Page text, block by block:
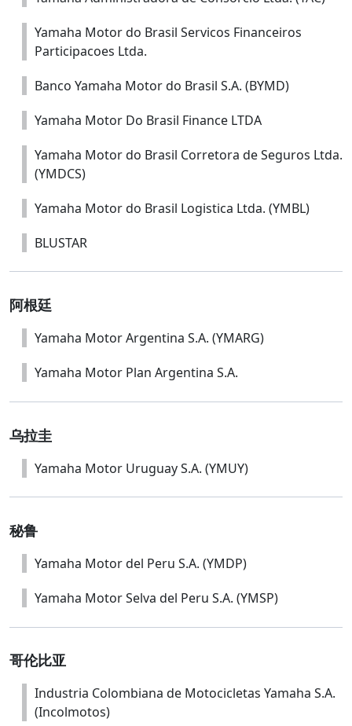
Yamaha Motor do Brasil Servicos Financeiros
Participacoes Ltda.
Banco Yamaha Motor do Brasil S.A. (BYMD)
Yamaha Motor Do Brasil Finance LTDA
Yamaha Motor do Brasil Corretora de Seguros Ltda.
(YMDCS)
Yamaha Motor do Brasil Logistica Ltda. (YMBL)
BLUSTAR
阿根廷
Yamaha Motor Argentina S.A. (YMARG)
Yamaha Motor Plan Argentina S.A.
乌拉圭
Yamaha Motor Uruguay S.A. (YMUY)
秘鲁
Yamaha Motor del Peru S.A. (YMDP)
Yamaha Motor Selva del Peru S.A. (YMSP)
哥伦比亚
Industria Colombiana de Motocicletas Yamaha S.A.
(Incolmotos)